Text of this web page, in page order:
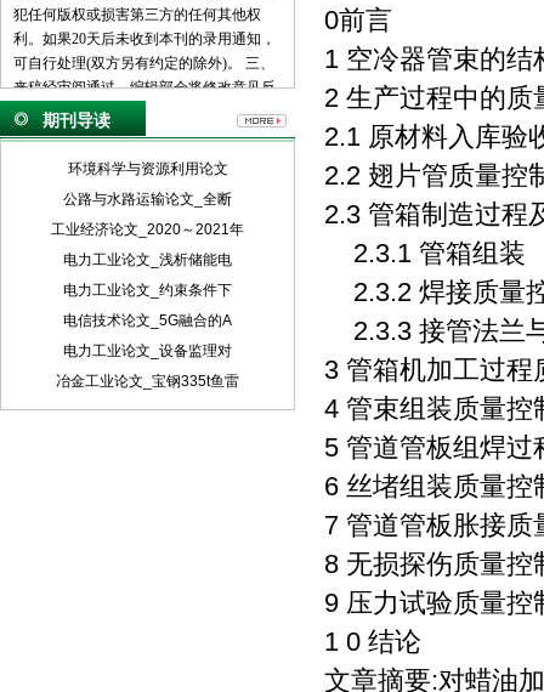
犯任何版权或损害第三方的任何其他权
利。如果20天后未收到本刊的录用通知，
可自行处理(双方另有约定的除外)。 三、
来稿经审阅通过，编辑部会将修改意见反
馈给您，您应在收到通知7天内提交修改
稿。作者享有引用和复制该文的权利及著
作权法的其它权利。 四、一般来说，4500
文章，不能说清问题，很难保证学术质
量，本刊恕不受理。 五、论文格式及要
素：标题、作者、工作单位全称(院系处
室)、摘要、关键词、正文、注释、参考文
查看参考文献格式示例)、作者简介(100字
内)、联系方式(通信地址、邮编、电话、
电子信箱)。 六、处理流程：（1） 通过电
期刊导读
环境科学与资源利用论文
公路与水路运输论文_全断
工业经济论文_2020～2021年
电力工业论文_浅析储能电
电力工业论文_约束条件下
电信技术论文_5G融合的A
电力工业论文_设备监理对
冶金工业论文_宝钢335t鱼雷
0前言
1 空冷器管束的结
2 生产过程中的质
2.1 原材料入库验
2.2 翅片管质量控
2.3 管箱制造过程
2.3.1 管箱组装
2.3.2 焊接质量
2.3.3 接管法兰
3 管箱机加工过程
4 管束组装质量控
5 管道管板组焊过
6 丝堵组装质量控
7 管道管板胀接质
8 无损探伤质量控
9 压力试验质量控
1 0 结论
文章摘要:对蜡油